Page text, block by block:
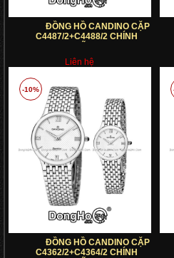
ĐỒNG HỒ CANDINO CẶP
C4487/2+C4488/2 CHÍNH
Liên hệ
-10%
ĐỒNG HỒ CANDINO CẶP
C4362/2+C4364/2 CHÍNH